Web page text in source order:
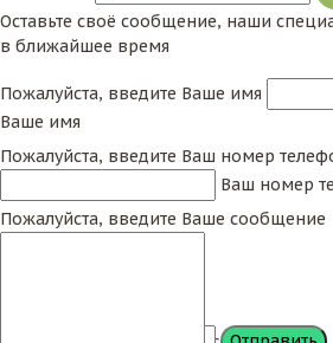
Оставьте своё сообщение, наши
в ближайшее время
Пожалуйста, введите Ваше имя
Ваше имя
Пожалуйста, введите Ваш номер
Ваш номер
Пожалуйста, введите Ваше сообщение